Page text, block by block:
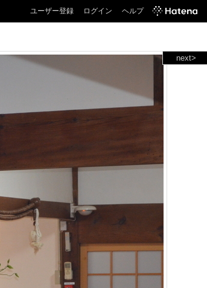
ユーザー登録 ログイン ヘルプ
next>